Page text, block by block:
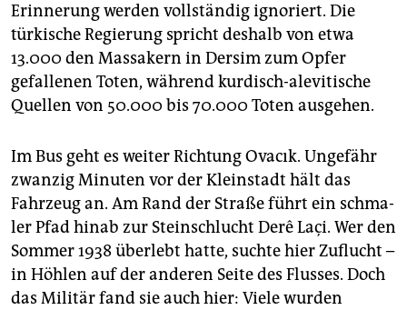
Erinnerung werden vollständig ignoriert. Die
türkische Regierung spricht deshalb von etwa
13.000 den Massakern in Dersim zum Opfer
gefallenen Toten, während kurdisch-alevitische
Quellen von 50.000 bis 70.000 Toten ausgehen.
Im Bus geht es weiter Richtung Ovacık. Ungefähr
zwanzig Minuten vor der Kleinstadt hält das
Fahrzeug an. Am Rand der Straße führt ein schma­
ler Pfad hinab zur Steinschlucht Derê Laçi. Wer den
Sommer 1938 überlebt hatte, suchte hier Zuflucht –
in Höhlen auf der anderen Seite des Flusses. Doch
das Militär fand sie auch hier: Viele wurden